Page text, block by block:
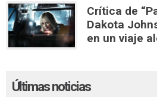
Crítica de
Dakota
en un viaje
Últimas noticias